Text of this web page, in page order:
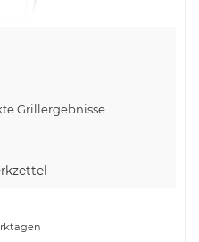
Grillergebnisse